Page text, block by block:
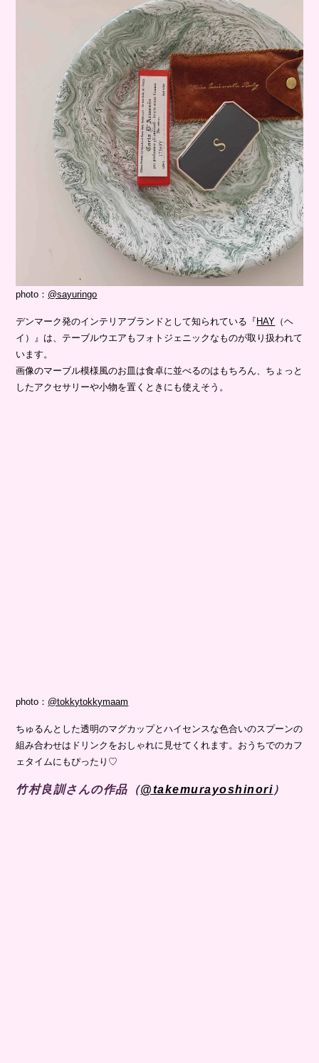
photo： @sayuringo
デンマーク発のインテリアブランドとして知られている『 HAY （ヘ
イ）』は、テーブルウエアもフォトジェニックなものが取り扱われて
います。
画像のマーブル模様風のお皿は食卓に並べるのはもちろん、ちょっと
したアクセサリーや小物を置くときにも使えそう。
photo： @tokkytokkymaam
ちゅるんとした透明のマグカップとハイセンスな色合いのスプーンの
組み合わせはドリンクをおしゃれに見せてくれます。おうちでのカフ
ェタイムにもぴったり♡
竹村良訓さんの作品（@takemurayoshinori ）